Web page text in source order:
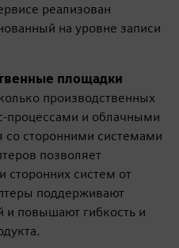
реализован
на уровне записи
площадки
производственных
процессами и облачными
сторонними системами
позволяет
сторонних систем от
поддерживают
и повышают гибкость и